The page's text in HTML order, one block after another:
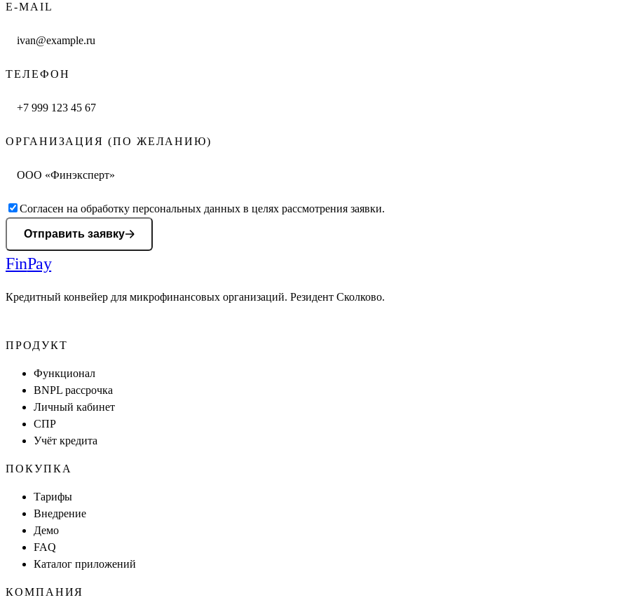
E-MAIL
ТЕЛЕФОН
ОРГАНИЗАЦИЯ (ПО ЖЕЛАНИЮ)
Согласен на обработку персональных данных в целях рассмотрения заявки.
Отправить заявку
FinPay
Кредитный конвейер для микрофинансовых организаций. Резидент Сколково.
ПРОДУКТ
Функционал
BNPL рассрочка
Личный кабинет
СПР
Учёт кредита
ПОКУПКА
Тарифы
Внедрение
Демо
FAQ
Каталог приложений
КОМПАНИЯ